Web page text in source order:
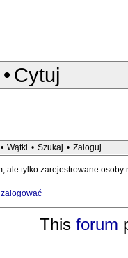
• Cytuj
• Wątki • Szukaj • Zaloguj
ale tylko zarejestrowane osoby
This forum